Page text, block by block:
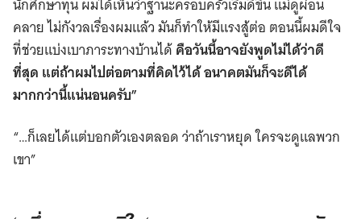
นักศึกษาทุน ผมได้เห็นว่าฐานะครอบครัวเริ่มดีขึ้น แม่ดูผ่อน
คลาย ไม่กังวลเรื่องผมแล้ว มันก็ทำให้มีแรงสู้ต่อ ตอนนี้ผมดีใจ
ที่ช่วยแบ่งเบาภาระทางบ้านได้คือวันนี้อาจยังพูดไม่ได้ว่าดี
ที่สุด แต่ถ้าผมไปต่อตามที่คิดไว้ได้ อนาคตมันก็จะดีได้
มากกว่านี้แน่นอนครับ”
“…ก็เลยได้แต่บอกตัวเองตลอด ว่าถ้าเราหยุด ใครจะดูแลพวก
เขา”